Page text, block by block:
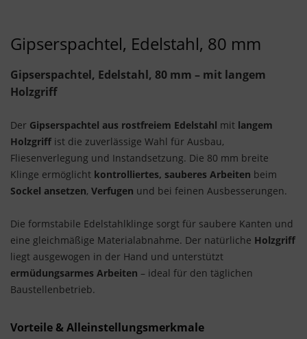
Gipserspachtel, Edelstahl, 80 mm
Gipserspachtel, Edelstahl, 80 mm – mit langem
Holzgriff
Der Gipserspachtel aus rostfreiem Edelstahl mit langem
Holzgriff ist die zuverlässige Wahl für Ausbau,
Fliesenverlegung und Instandsetzung. Die 80 mm breite
Klinge ermöglicht kontrolliertes, sauberes Arbeiten beim
Sockel ansetzen, Verfugen und bei feinen Ausbesserungen.
Die formstabile Edelstahlklinge sorgt für saubere Kanten und
eine gleichmäßige Materialabnahme. Der natürliche Holzgriff
liegt ausgewogen in der Hand und unterstützt
ermüdungsarmes Arbeiten – ideal für den täglichen
Baustellenbetrieb.
Vorteile & Alleinstellungsmerkmale